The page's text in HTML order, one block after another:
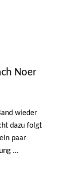
Noer
wieder
dazu folgt
paar
…